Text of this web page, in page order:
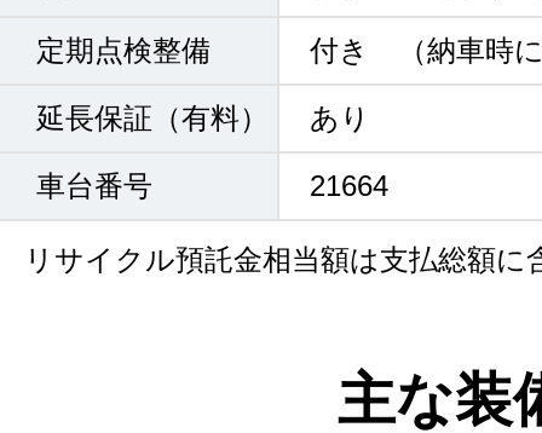
定期点検整備 付き （納車時
延長保証（有料） あり
車台番号 21664
リサイクル預託金相当額は支払総額に
主な装